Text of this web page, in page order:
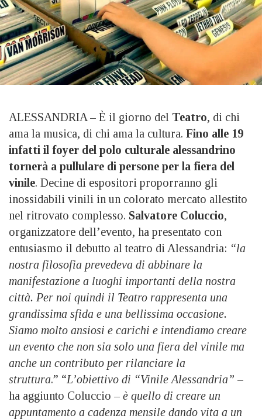
ALESSANDRIA – È il giorno del Teatro, di chi
ama la musica, di chi ama la cultura. Fino alle 19
infatti il foyer del polo culturale alessandrino
tornerà a pullulare di persone per la fiera del
vinile. Decine di espositori proporranno gli
inossidabili vinili in un colorato mercato allestito
nel ritrovato complesso. Salvatore Coluccio,
organizzatore dell’evento, ha presentato con
entusiasmo il debutto al teatro di Alessandria: “la
nostra filosofia prevedeva di abbinare la
manifestazione a luoghi importanti della nostra
città. Per noi quindi il Teatro rappresenta una
grandissima sfida e una bellissima occasione.
Siamo molto ansiosi e carichi e intendiamo creare
un evento che non sia solo una fiera del vinile ma
anche un contributo per rilanciare la
struttura.” “L’obiettivo di “Vinile Alessandria” –
ha aggiunto Coluccio – è quello di creare un
appuntamento a cadenza mensile dando vita a un